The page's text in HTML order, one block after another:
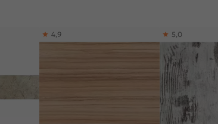
4,9 5,0